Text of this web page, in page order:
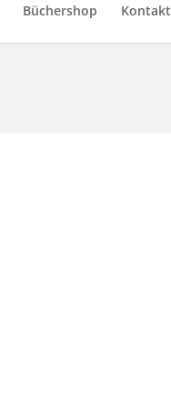
Büchershop Kontakt